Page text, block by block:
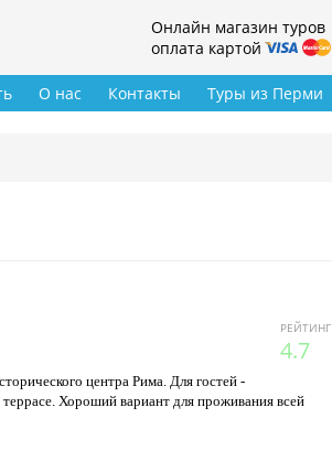
Онлайн магазин туров
оплата картой
Туры из Перми
О нас Контакты
РЕЙТИНГ
4.7
центра Рима. Для гостей -
Хороший вариант для проживания всей